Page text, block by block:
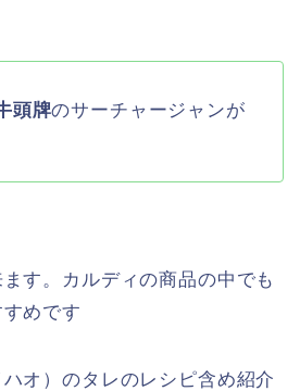
頭牌のサーチャージャンが
す。カルディの商品の中でも
めです
オ）のタレのレシピ含め紹介